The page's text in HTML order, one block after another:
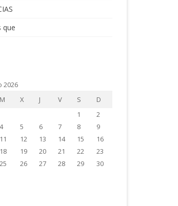
que
2026
M X J V S
D
1
2
4 5 6 7 8
9
11 12 13 14 15
16
18 19 20 21 22
23
25 26 27 28 29
30